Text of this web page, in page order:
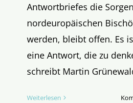
Antwortbriefes die
nordeuropäischen
werden, bleibt offen. Es
eine Antwort, die zu
schreibt Martin
Weiterlesen